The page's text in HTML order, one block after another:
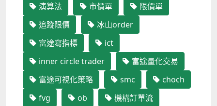
演算法
市價單
限價單
追蹤限價
冰山order
富途寫指標
ict
inner circle trader
富途量化交易
富途可視化策略
smc
choch
fvg
ob 機構訂單流